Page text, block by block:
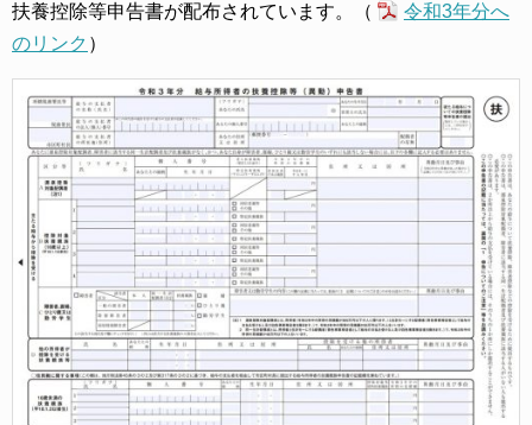
扶養控除等申告書が配布されています。（
令和3年分へ
のリンク ）